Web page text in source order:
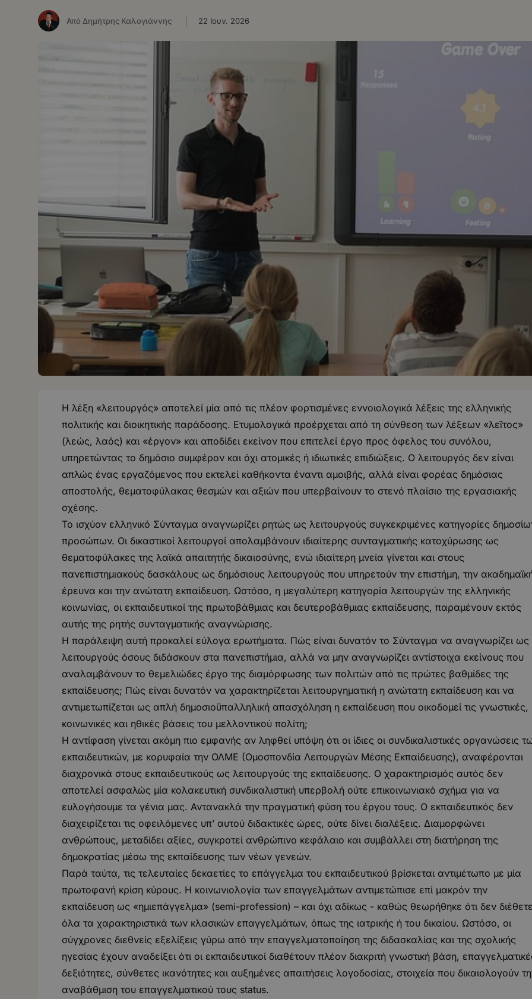
Από Δημήτρης Καλογιάννης 22 Ιουν. 2026
Η λέξη «λειτουργός» αποτελεί μία από τις πλέον φορτισμένες εννοιολογικά λέξεις της ελληνικής
πολιτικής και διοικητικής παράδοσης. Ετυμολογικά προέρχεται από τη σύνθεση των λέξεων «λεῖτος»
(λεώς, λαός) και «έργον» και αποδίδει εκείνον που επιτελεί έργο προς όφελος του συνόλου,
υπηρετώντας το δημόσιο συμφέρον και όχι ατομικές ή ιδιωτικές επιδιώξεις. Ο λειτουργός δεν είναι
απλώς ένας εργαζόμενος που εκτελεί καθήκοντα έναντι αμοιβής, αλλά είναι φορέας δημόσιας
αποστολής, θεματοφύλακας θεσμών και αξιών που υπερβαίνουν το στενό πλαίσιο της εργασιακής
σχέσης.
Το ισχύον ελληνικό Σύνταγμα αναγνωρίζει ρητώς ως λειτουργούς συγκεκριμένες κατηγορίες
προσώπων. Οι δικαστικοί λειτουργοί απολαμβάνουν ιδιαίτερης συνταγματικής κατοχύρωσης ως
θεματοφύλακες της λαϊκά απαιτητής δικαιοσύνης, ενώ ιδιαίτερη μνεία γίνεται και στους
πανεπιστημιακούς δασκάλους ως δημόσιους λειτουργούς που υπηρετούν την επιστήμη, την
έρευνα και την ανώτατη εκπαίδευση. Ωστόσο, η μεγαλύτερη κατηγορία λειτουργών της ελληνικής
κοινωνίας, οι εκπαιδευτικοί της πρωτοβάθμιας και δευτεροβάθμιας εκπαίδευσης, παραμένουν εκτός
αυτής της ρητής συνταγματικής αναγνώρισης.
Η παράλειψη αυτή προκαλεί εύλογα ερωτήματα. Πώς είναι δυνατόν το Σύνταγμα να αναγνωρίζει ως
λειτουργούς όσους διδάσκουν στα πανεπιστήμια, αλλά να μην αναγνωρίζει αντίστοιχα εκείνους που
αναλαμβάνουν το θεμελιώδες έργο της διαμόρφωσης των πολιτών από τις πρώτες βαθμίδες της
εκπαίδευσης; Πώς είναι δυνατόν να χαρακτηρίζεται λειτουργηματική η ανώτατη εκπαίδευση και να
αντιμετωπίζεται ως απλή δημοσιοϋπαλληλική απασχόληση η εκπαίδευση που οικοδομεί τις γνωστικές,
κοινωνικές και ηθικές βάσεις του μελλοντικού πολίτη;
Η αντίφαση γίνεται ακόμη πιο εμφανής αν ληφθεί υπόψη ότι οι ίδιες οι συνδικαλιστικές οργανώσεις
εκπαιδευτικών, με κορυφαία την ΟΛΜΕ (Ομοσπονδία Λειτουργών Μέσης Εκπαίδευσης), αναφέρονται
διαχρονικά στους εκπαιδευτικούς ως λειτουργούς της εκπαίδευσης. Ο χαρακτηρισμός αυτός δεν
αποτελεί ασφαλώς μία κολακευτική συνδικαλιστική υπερβολή ούτε επικοινωνιακό σχήμα για να
ευλογήσουμε τα γένια μας. Αντανακλά την πραγματική φύση του έργου τους. Ο εκπαιδευτικός δεν
διαχειρίζεται τις οφειλόμενες υπ’ αυτού διδακτικές ώρες, ούτε δίνει διαλέξεις. Διαμορφώνει
ανθρώπους, μεταδίδει αξίες, συγκροτεί ανθρώπινο κεφάλαιο και συμβάλλει στη διατήρηση της
δημοκρατίας μέσω της εκπαίδευσης των νέων γενεών.
Παρά ταύτα, τις τελευταίες δεκαετίες το επάγγελμα του εκπαιδευτικού βρίσκεται αντιμέτωπο με μία
πρωτοφανή κρίση κύρους. Η κοινωνιολογία των επαγγελμάτων αντιμετώπισε επί μακρόν την
εκπαίδευση ως «ημιεπάγγελμα» (semi-profession) – και όχι αδίκως - καθώς θεωρήθηκε ότι δεν
όλα τα χαρακτηριστικά των κλασικών επαγγελμάτων, όπως της ιατρικής ή του δικαίου. Ωστόσο, οι
σύγχρονες διεθνείς εξελίξεις γύρω από την επαγγελματοποίηση της διδασκαλίας και της σχολικής
ηγεσίας έχουν αναδείξει ότι οι εκπαιδευτικοί διαθέτουν πλέον διακριτή γνωστική βάση,
δεξιότητες, σύνθετες ικανότητες και αυξημένες απαιτήσεις λογοδοσίας, στοιχεία που δικαιολογούν
αναβάθμιση του επαγγελματικού τους status.